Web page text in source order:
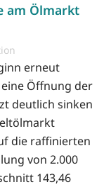
am Ölmarkt
erneut
Öffnung der
deutlich sinken
die raffinierten
von 2.000
143,46